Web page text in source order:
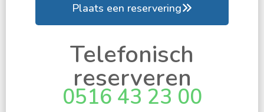
Plaats een reservering
Telefonisch
reserveren
0516 43 23 00